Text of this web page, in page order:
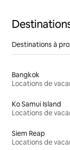
Destinations à
Bangkok
Locations de
Ko Samui Island
Locations de
Siem Reap
Locations de